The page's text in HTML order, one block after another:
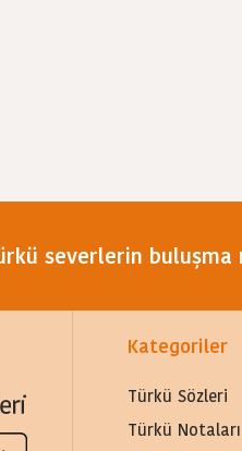
severlerin
Kategoriler
Türkü Sözleri
Türkü Notaları